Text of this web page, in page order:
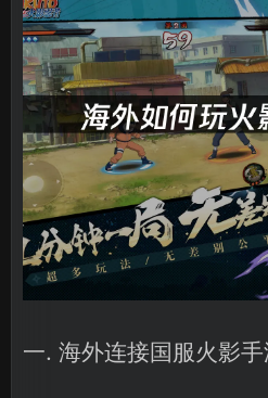
一. 海外连接国服火影